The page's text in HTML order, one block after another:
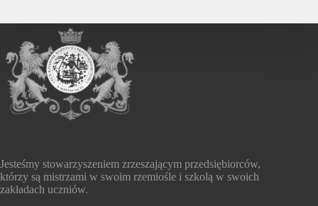
Jesteśmy stowarzyszeniem zrzeszającym przedsiębiorców,
którzy są mistrzami w swoim rzemiośle i szkolą w swoich
zakładach uczniów.